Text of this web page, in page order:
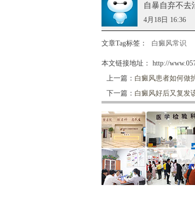
自暴自弃不去
4月18日 16:36
文章Tag标签： 白癜风常识
本文链接地址：
http://
上一篇： 白癜风患者如何做
下一篇： 白癜风好后又复发